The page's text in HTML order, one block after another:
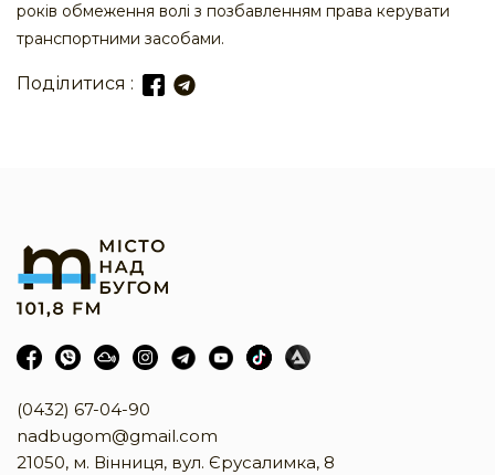
років обмеження волі з позбавленням права керувати
транспортними засобами.
Поділитися :
(0432) 67-04-90
nadbugom@gmail.com
21050, м. Вінниця, вул. Єрусалимка, 8